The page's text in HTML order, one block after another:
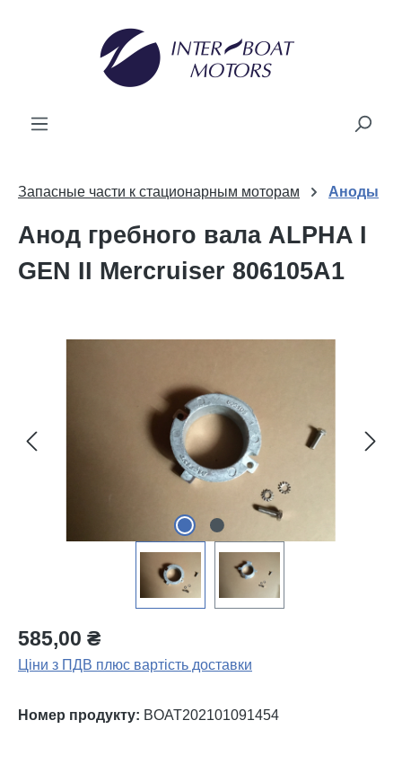
Запасные части к стационарным моторам Аноды
Анод гребного вала ALPHA I
GEN II Mercruiser 806105A1
585,00 ₴
Ціни з ПДВ плюс вартість доставки
Номер продукту: BOAT202101091454